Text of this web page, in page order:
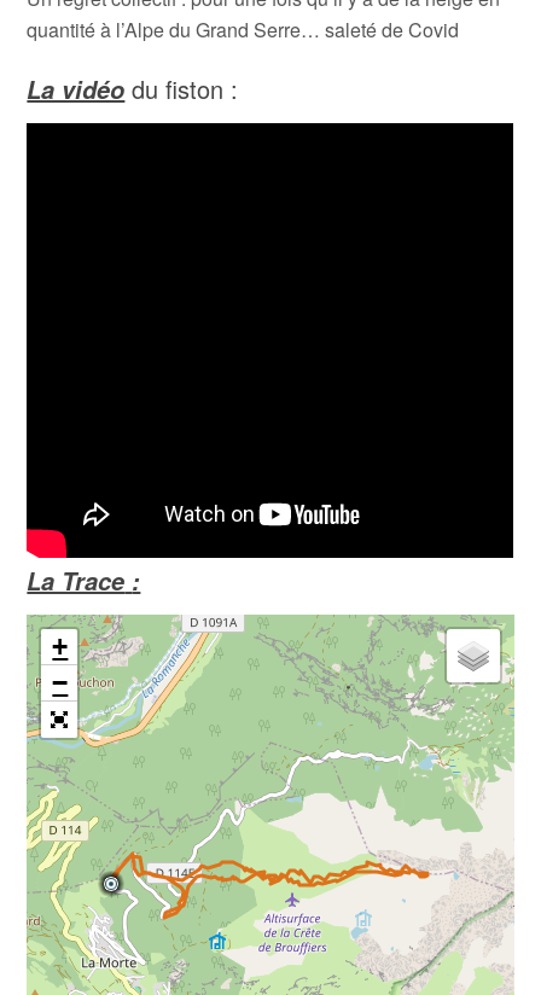
quantité à l’Alpe du Grand Serre… saleté de Covid
La vidéo du fiston :
La Trace :
+
−